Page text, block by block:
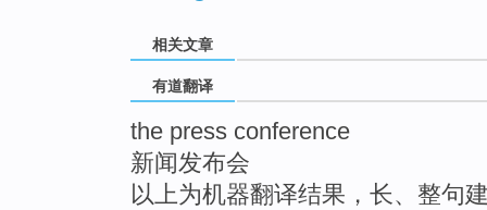
相关文章
有道翻译
the press conference
新闻发布会
以上为机器翻译结果，长、整句